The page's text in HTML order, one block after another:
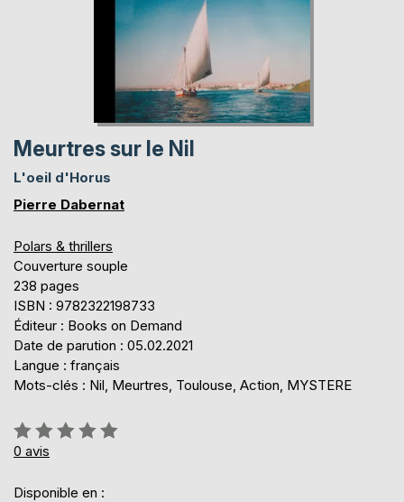
Meurtres sur le Nil
L'oeil d'Horus
Pierre Dabernat
Polars & thrillers
Couverture souple
238 pages
ISBN : 9782322198733
Éditeur : Books on Demand
Date de parution : 05.02.2021
Langue : français
Mots-clés : Nil, Meurtres, Toulouse, Action, MYSTERE
Évaluation:
0%
0 avis
Disponible en :